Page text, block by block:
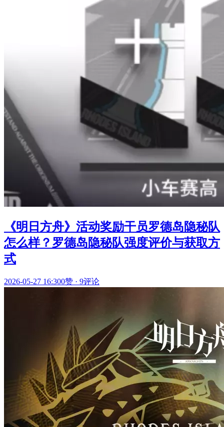
《明日方舟》活动奖励干员罗德岛隐秘队
怎么样？罗德岛隐秘队强度评价与获取方
式
2026-05-27 16:300赞 · 9评论